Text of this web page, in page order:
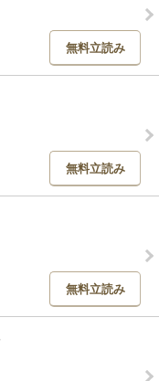
無料立読み
無料立読み
無料立読み